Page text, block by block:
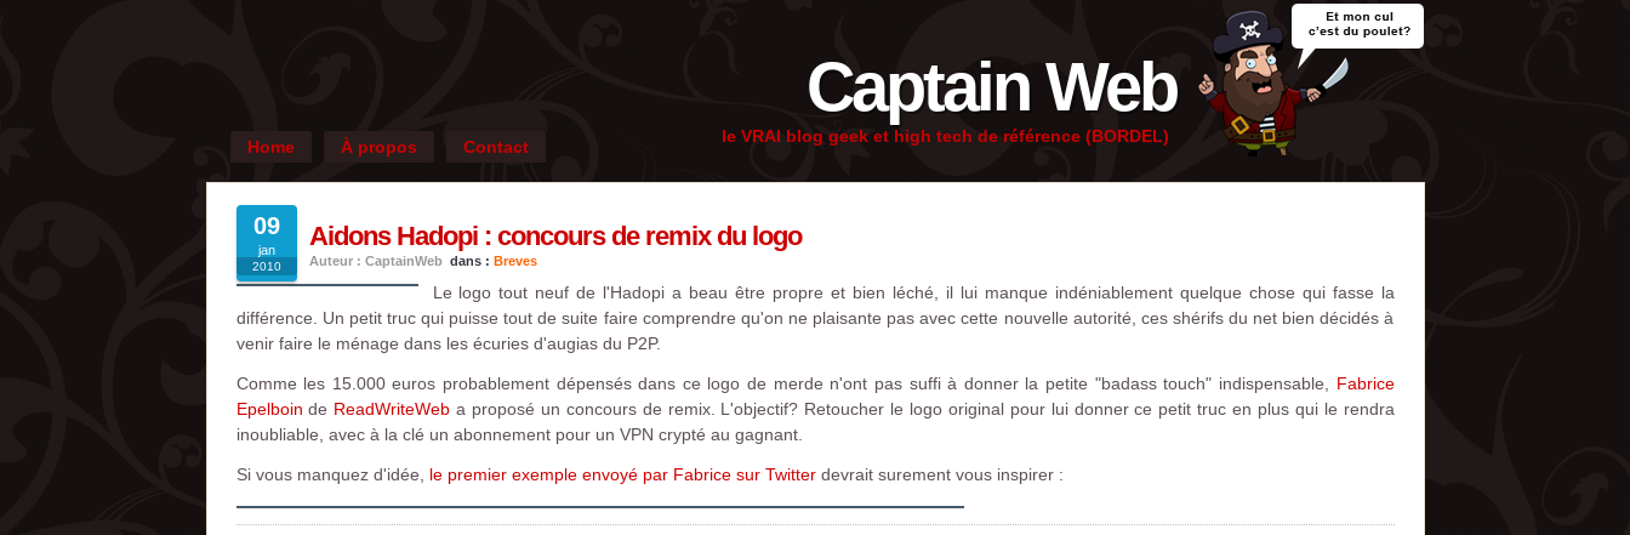
Captain Web
le VRAI blog geek et high tech de référence (BORDEL)
Home À propos Contact
09
jan
2010
Aidons Hadopi : concours de remix du logo
Auteur : CaptainWeb dans : Breves
Le logo tout neuf de l'Hadopi a beau être propre et bien léché, il lui manque indéniablement quelque chose qui fasse la
différence. Un petit truc qui puisse tout de suite faire comprendre qu'on ne plaisante pas avec cette nouvelle autorité, ces shérifs du net bien décidés à
venir faire le ménage dans les écuries d'augias du P2P.
Comme les 15.000 euros probablement dépensés dans ce logo de merde n'ont pas suffi à donner la petite "badass touch" indispensable, Fabrice
Epelboin de ReadWriteWeb a proposé un concours de remix. L'objectif? Retoucher le logo original pour lui donner ce petit truc en plus qui le rendra
inoubliable, avec à la clé un abonnement pour un VPN crypté au gagnant.
Si vous manquez d'idée, le premier exemple envoyé par Fabrice sur Twitterdevrait surement vous inspirer :